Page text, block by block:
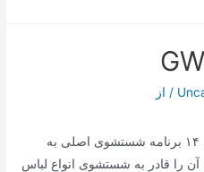
/ از
ماشین لباسشویی جی پلاس دارای ۱۴ برنامه شستشوی اصلی به
را قادر به شستشوی انواع لباس